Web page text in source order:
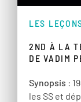
LES
2ND À LA
DE VADIM
Synopsis :
les SS et